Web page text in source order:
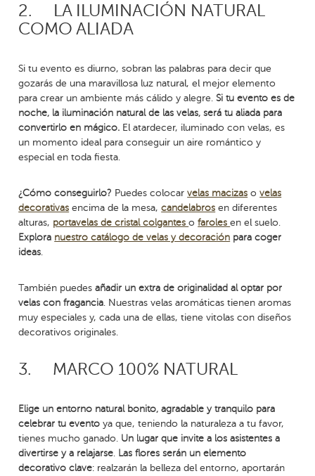
2.
LA ILUMINACIÓN NATURAL
COMO ALIADA
Si tu evento es diurno, sobran las palabras para decir que
gozarás de una maravillosa luz natural, el mejor elemento
para crear un ambiente más cálido y alegre.Si tu evento es de
noche, la iluminación natural de las velas, será tu aliada para
convertirlo en mágico. El atardecer, iluminado con velas, es
un momento ideal para conseguir un aire romántico y
especial en toda fiesta.
¿Cómo conseguirlo? Puedes colocarvelas macizas ovelas
decorativas encima de la mesa,candelabros en diferentes
alturas, portavelas de cristal colgantesofarolesen el suelo.
Explora nuestro catálogo de velas y decoración para coger
ideas
También puedesañadir un extra de originalidad al optar por
velas con fragancia . Nuestras velas aromáticas tienen aromas
muy especiales y, cada una de ellas, tiene vitolas con diseños
decorativos originales.
3. MARCO 100% NATURAL
Elige un entorno natural bonito, agradable y tranquilo para
celebrar tu evento ya que, teniendo la naturaleza a tu favor,
tienes mucho ganado. Un lugar que invite a los asistentes a
divertirse y a relajarse Las flores serán un elemento
decorativo clave: realzarán la belleza del entorno, aportarán